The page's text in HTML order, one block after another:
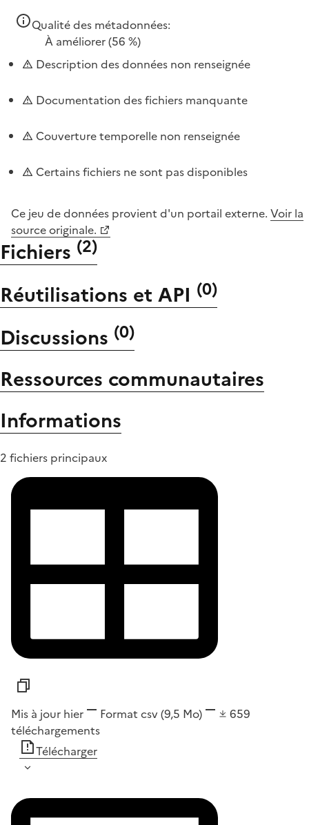
Qualité des métadonnées:
À améliorer(56 %)
Description des données non renseignée
Documentation des fichiers manquante
Couverture temporelle non renseignée
Certains fichiers ne sont pas disponibles
Ce jeu de données provient d'un portail externe. Voir la
source originale.
Fichiers (2)
Réutilisations et API (0)
Discussions (0)
Ressources communautaires
Informations
2 fichiers principaux
Mis à jour hier Format csv(9,5 Mo)
659
téléchargements
Télécharger